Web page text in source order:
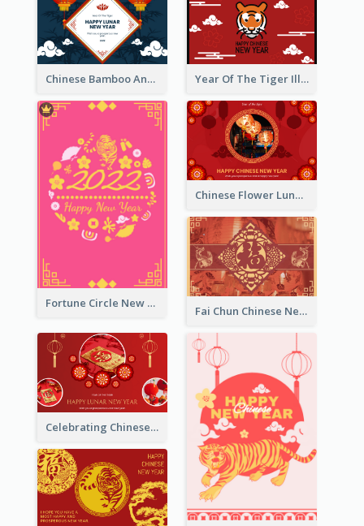
Chinese Bamboo And Lanterns New Year Greeting Card Year Of The Tiger Illustration Chinese New Year Greeting Card
Fortune Circle New Year Greeting Card
Chinese Flower Lunar New Year Greeting Card
Fai Chun Chinese New Year Greeting Card
Celebrating Chinese New Year Greeting Card